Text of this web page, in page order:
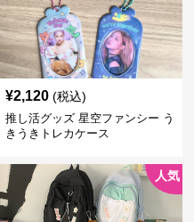
¥2,120 (税込)
推し活グッズ 星空ファンシー う
きうきトレカケース
人気